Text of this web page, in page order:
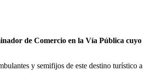
de Comercio en la Vía Pública
y semifijos de este destino turístico